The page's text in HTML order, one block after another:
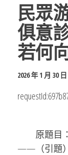
民眾
俱意
若何
2026 年 1 月 30 日
原題目：
——（引題）